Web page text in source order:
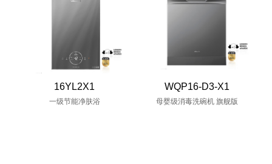
16YL2X1
一级节能净肤浴
WQP16-D3-X1
母婴级消毒洗碗机 旗舰版